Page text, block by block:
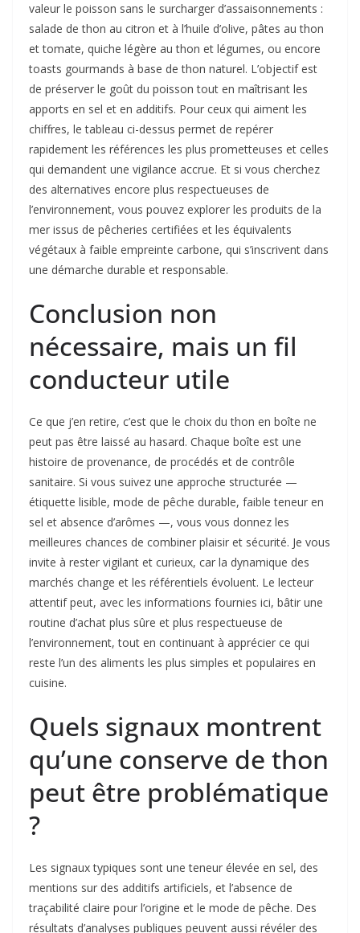
valeur le poisson sans le surcharger d’assaisonnements :
salade de thon au citron et à l’huile d’olive, pâtes au thon
et tomate, quiche légère au thon et légumes, ou encore
toasts gourmands à base de thon naturel. L’objectif est
de préserver le goût du poisson tout en maîtrisant les
apports en sel et en additifs. Pour ceux qui aiment les
chiffres, le tableau ci-dessus permet de repérer
rapidement les références les plus prometteuses et celles
qui demandent une vigilance accrue. Et si vous cherchez
des alternatives encore plus respectueuses de
l’environnement, vous pouvez explorer les produits de la
mer issus de pêcheries certifiées et les équivalents
végétaux à faible empreinte carbone, qui s’inscrivent dans
une démarche durable et responsable.
Conclusion non
nécessaire, mais un fil
conducteur utile
Ce que j’en retire, c’est que le choix du thon en boîte ne
peut pas être laissé au hasard. Chaque boîte est une
histoire de provenance, de procédés et de contrôle
sanitaire. Si vous suivez une approche structurée —
étiquette lisible, mode de pêche durable, faible teneur en
sel et absence d’arômes —, vous vous donnez les
meilleures chances de combiner plaisir et sécurité. Je vous
invite à rester vigilant et curieux, car la dynamique des
marchés change et les référentiels évoluent. Le lecteur
attentif peut, avec les informations fournies ici, bâtir une
routine d’achat plus sûre et plus respectueuse de
l’environnement, tout en continuant à apprécier ce qui
reste l’un des aliments les plus simples et populaires en
cuisine.
Quels signaux montrent
qu’une conserve de thon
peut être problématique
?
Les signaux typiques sont une teneur élevée en sel, des
mentions sur des additifs artificiels, et l’absence de
traçabilité claire pour l’origine et le mode de pêche. Des
résultats d’analyses publiques peuvent aussi révéler des